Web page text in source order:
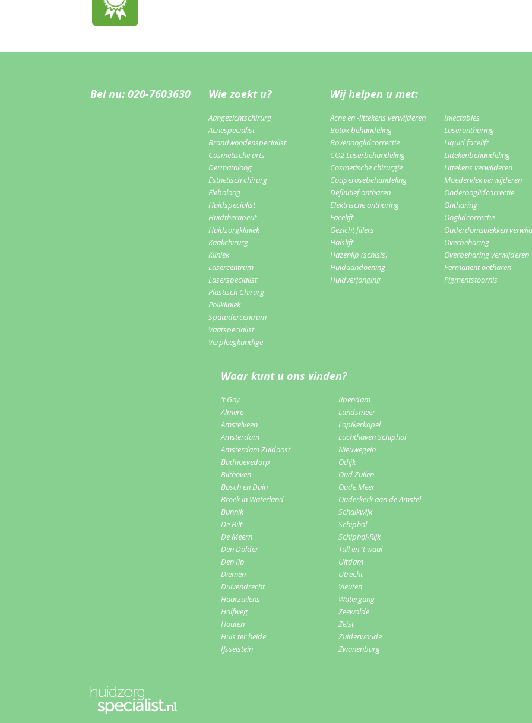
Bel nu: 020-7603630 Wie zoekt u?
Aangezichtschirurg
Acnespecialist
Brandwondenspecialist
Cosmetische arts
Dermatoloog
Esthetisch chirurg
Fleboloog
Huidspecialist
Huidtherapeut
Huidzorgkliniek
Kaakchirurg
Kliniek
Lasercentrum
Laserspecialist
Plastisch Chirurg
Polikliniek
Spatadercentrum
Vaatspecialist
Verpleegkundige
Wij helpen u met:
Acne en -littekens verwijderen
Botox behandeling
Bovenooglidcorrectie
CO2 Laserbehandeling
Cosmetische chirurgie
Couperosebehandeling
Definitief ontharen
Elektrische ontharing
Facelift
Gezicht fillers
Halslift
Hazenlip (schisis)
Huidaandoening
Huidverjonging
Injectables
Laserontharing
Liquid facelift
Littekenbehandeling
Littekens verwijderen
Moedervlek verwijderen
Onderooglidcorrectie
Ontharing
Ooglidcorrectie
Ouderdomsvlekken
Overbeharing
Overbeharing verwijderen
Permanent ontharen
Pigmentstoornis
Waar kunt u ons vinden?
't Goy
Almere
Amstelveen
Amsterdam
Amsterdam Zuidoost
Badhoevedorp
Bilthoven
Bosch en Duin
Broek in Waterland
Bunnik
De Bilt
De Meern
Den Dolder
Den Ilp
Diemen
Duivendrecht
Haarzuilens
Halfweg
Houten
Huis ter heide
IJsselstein
Ilpendam
Landsmeer
Lopikerkapel
Luchthaven Schiphol
Nieuwegein
Odijk
Oud Zuilen
Oude Meer
Ouderkerk aan de Amstel
Schalkwijk
Schiphol
Schiphol-Rijk
Tull en 't waal
Uitdam
Utrecht
Vleuten
Watergang
Zeewolde
Zeist
Zuiderwoude
Zwanenburg